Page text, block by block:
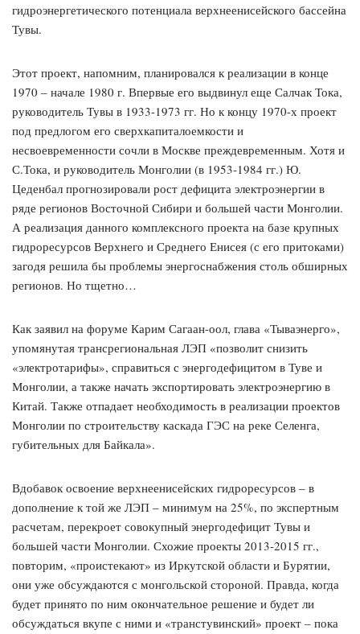
гидроэнергетического потенциала верхнеенисейского бассейна
Тувы.
Этот проект, напомним, планировался к реализации в конце
1970 – начале 1980 г. Впервые его выдвинул еще Салчак Тока,
руководитель Тувы в 1933-1973 гг. Но к концу 1970-х проект
под предлогом его сверхкапиталоемкости и
несвоевременности сочли в Москве преждевременным. Хотя и
С.Тока, и руководитель Монголии (в 1953-1984 гг.) Ю.
Цеденбал прогнозировали рост дефицита электроэнергии в
ряде регионов Восточной Сибири и большей части Монголии.
А реализация данного комплексного проекта на базе крупных
гидроресурсов Верхнего и Среднего Енисея (с его притоками)
загодя решила бы проблемы энергоснабжения столь обширных
регионов. Но тщетно…
Как заявил на форуме Карим Сагаан-оол, глава «Тываэнерго»,
упомянутая трансрегиональная ЛЭП «позволит снизить
«электротарифы», справиться с энергодефицитом в Туве и
Монголии, а также начать экспортировать электроэнергию в
Китай. Также отпадает необходимость в реализации проектов
Монголии по строительству каскада ГЭС на реке Селенга,
губительных для Байкала».
Вдобавок освоение верхнеенисейских гидроресурсов – в
дополнение к той же ЛЭП – минимум на 25%, по экспертным
расчетам, перекроет совокупный энергодефицит Тувы и
большей части Монголии. Схожие проекты 2013-2015 гг.,
повторим, «проистекают» из Иркутской области и Бурятии,
они уже обсуждаются с монгольской стороной. Правда, когда
будет принято по ним окончательное решение и будет ли
обсуждаться вкупе с ними и «транстувинский» проект – пока